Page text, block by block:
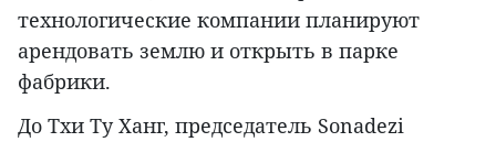
технологические компании планируют
арендовать землю и открыть в парке
фабрики.
До Тхи Ту Ханг, председатель Sonadezi